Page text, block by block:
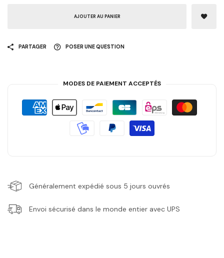
AJOUTER AU PANIER
PARTAGER POSER UNE QUESTION
MODES DE PAIEMENT ACCEPTÉS
Généralement expédié sous 5 jours ouvrés
Envoi sécurisé dans le monde entier avec UPS